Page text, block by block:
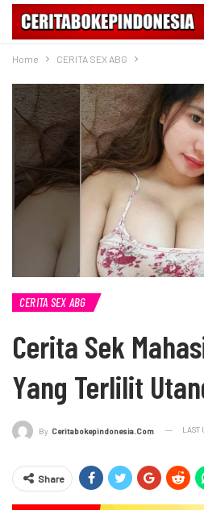
Home CERITA SEX ABG
CERITA SEX ABG
Cerita Sek
Yang Terlilit
By Ceritabokepindonesia.com LAST
Share